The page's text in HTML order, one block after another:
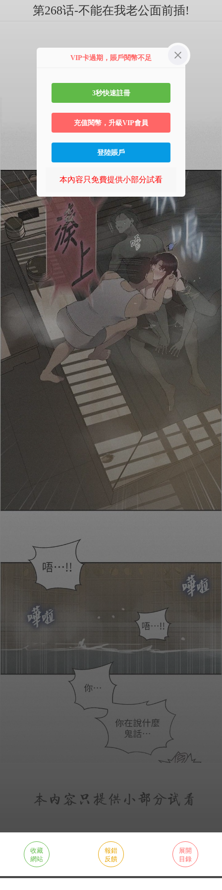
第268话-不能在我老公面前插!
收藏
網站
報錯
反饋
展開
目錄
VIP卡過期，賬戶閱幣不足
3秒快速註冊
充值閱幣，升級VIP會員
登陸賬戶
本內容只免費提供小部分試看